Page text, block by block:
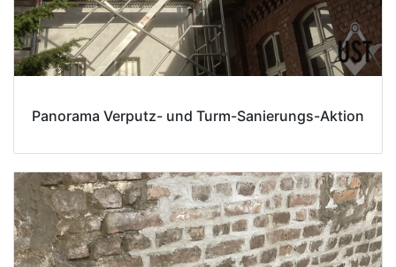
Panorama Verputz- und Turm-Sanierungs-Aktion